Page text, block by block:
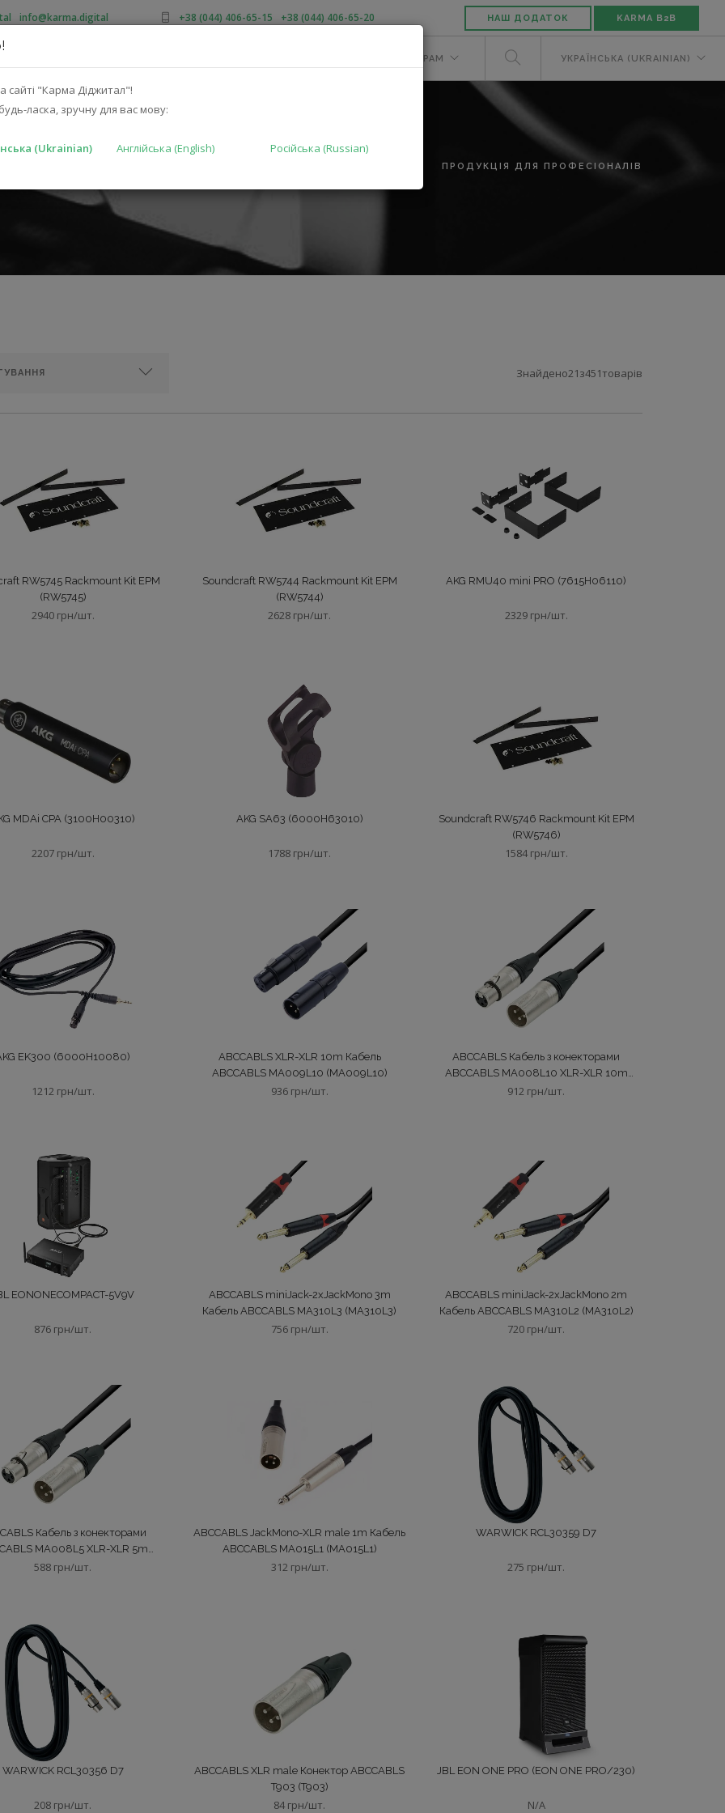
сайті "Карма Діджитал"!
ласка, зручну для вас мову:
(Ukrainian) Англійська (English)
Російська (Russian)
info@karma.digital +38 (044) 406-65-15 +38 (044) 406-65-20 НАШ ДОДАТОК KARMA B2B
ДИЛЕРАМ УКРАЇНСЬКА (UKRAINIAN)
ПРОДУКЦІЯ ДЛЯ ПРОФЕСІОНАЛІВ
Знайдено21з451товарів
RW5745 Rackmount Kit EPM
(RW5745)
2940 грн/шт.
Soundcraft RW5744 Rackmount Kit EPM
(RW5744)
2628 грн/шт.
AKG RMU40 mini PRO (7615H06110)
2329 грн/шт.
MDAi CPA (3100H00310)
2207 грн/шт.
AKG SA63 (6000H63010)
1788 грн/шт.
Soundcraft RW5746 Rackmount Kit EPM
(RW5746)
1584 грн/шт.
EK300 (6000H10080)
1212 грн/шт.
ABCCABLS XLR-XLR 10m Кабель
ABCCABLS MA009L10 (MA009L10)
936 грн/шт.
ABCCABLS Кабель з конекторами
ABCCABLS MA008L10 XLR-XLR 10m
(MA008L10)
912 грн/шт.
EONONECOMPACT-5V9V
876 грн/шт.
ABCCABLS miniJack-2xJackMono 3m
Кабель ABCCABLS MA310L3 (MA310L3)
756 грн/шт.
ABCCABLS miniJack-2xJackMono 2m
Кабель ABCCABLS MA310L2 (MA310L2)
720 грн/шт.
Кабель з конекторами
MA008L5 XLR-XLR 5m
(MA008L5)
588 грн/шт.
ABCCABLS JackMono-XLR male 1m Кабель
ABCCABLS MA015L1 (MA015L1)
312 грн/шт.
WARWICK RCL30359 D7
275 грн/шт.
WARWICK RCL30356 D7
208 грн/шт.
ABCCABLS XLR male Конектор ABCCABLS
T903 (T903)
84 грн/шт.
JBL EON ONE PRO (EON ONE PRO/230)
N/A